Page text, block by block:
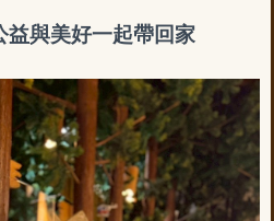
益與美好一起帶回家